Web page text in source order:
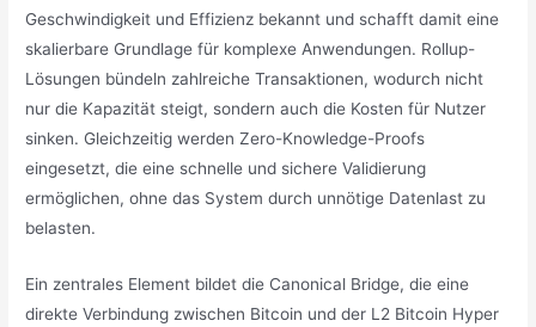
Geschwindigkeit und Effizienz bekannt und schafft damit eine
skalierbare Grundlage für komplexe Anwendungen. Rollup-
Lösungen bündeln zahlreiche Transaktionen, wodurch nicht
nur die Kapazität steigt, sondern auch die Kosten für Nutzer
sinken. Gleichzeitig werden Zero-Knowledge-Proofs
eingesetzt, die eine schnelle und sichere Validierung
ermöglichen, ohne das System durch unnötige Datenlast zu
belasten.
Ein zentrales Element bildet die Canonical Bridge, die eine
direkte Verbindung zwischen Bitcoin und der L2 Bitcoin Hyper